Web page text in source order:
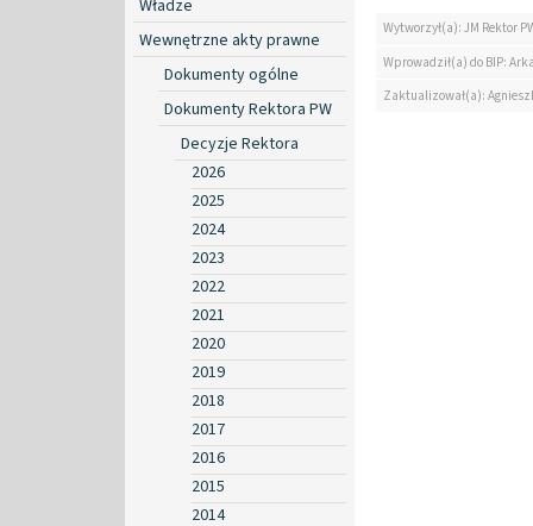
Władze
Wewnętrzne akty prawne
Dokumenty ogólne
Dokumenty Rektora PW
Decyzje Rektora
2026
2025
2024
2023
2022
2021
2020
2019
2018
2017
2016
2015
2014
Wytworzył(a): JM Rektor
Wprowadził(a) do BIP:
Zaktualizował(a):